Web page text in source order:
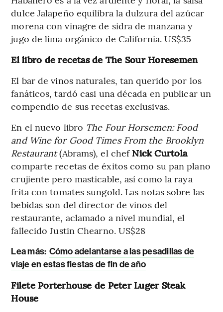
dulce Jalapeño equilibra la dulzura del azúcar
morena con vinagre de sidra de manzana y
jugo de lima orgánico de California. US$35
El libro de recetas de The Sour Horesemen
El bar de vinos naturales, tan querido por los
fanáticos, tardó casi una década en publicar un
compendio de sus recetas exclusivas.
En el nuevo libro The Four Horsemen: Food
and Wine for Good Times From the Brooklyn
Restaurant(Abrams), el chef Nick Curtola
comparte recetas de éxitos como su pan plano
crujiente pero masticable, así como la raya
frita con tomates sungold. Las notas sobre las
bebidas son del director de vinos del
restaurante, aclamado a nivel mundial, el
fallecido Justin Chearno. US$28
Lea más: Cómo adelantarse a las pesadillas de
viaje en estas fiestas de fin de año
Filete Porterhouse de Peter Luger Steak
House